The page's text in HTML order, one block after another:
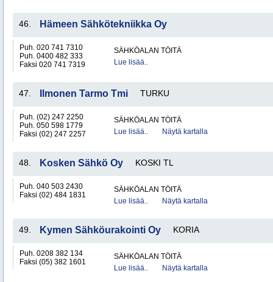
46. Hämeen Sähkötekniikka Oy
Puh. 020 741 7310
Puh. 0400 482 333
Faksi 020 741 7319
SÄHKÖALAN TÖITÄ
Lue lisää..
47. Ilmonen Tarmo Tmi TURKU
Puh. (02) 247 2250
Puh. 050 598 1779
Faksi (02) 247 2257
SÄHKÖALAN TÖITÄ
Lue lisää..
Näytä kartalla
48. Kosken Sähkö Oy KOSKI TL
Puh. 040 503 2430
Faksi (02) 484 1831
SÄHKÖALAN TÖITÄ
Lue lisää..
Näytä kartalla
49. Kymen Sähköurakointi Oy KORIA
Puh. 0208 382 134
Faksi (05) 382 1601
SÄHKÖALAN TÖITÄ
Lue lisää..
Näytä kartalla